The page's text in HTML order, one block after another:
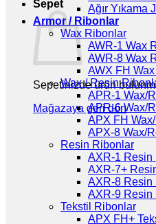
Sepet
Sepetinizde ürün
Mağazaya geri dön
Ağır Yıkama
Armor / Ribonlar
Wax Ribonlar
AWR-1 Wax
AWR-8 Wax
AWX FH
Wax / Resin
APR-1 Wax/
APR-6 Wax/
APX FH
APX-8 Wax/
Resin Ribonlar
AXR-1 Resin
AXR-7+
AXR-8 Resin
AXR-9 Resin
Tekstil Ribonlar
APX FH+